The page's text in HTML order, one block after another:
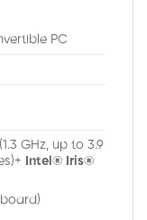
PC
(1.3 GHz, up to 3.9
Intel® Iris®